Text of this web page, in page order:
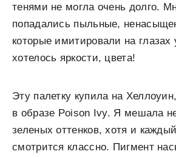
тенями не могла очень долго.
попадались пыльные,
которые имитировали на
хотелось яркости, цвета!
Эту палетку купила на
в образе Poison Ivy. Я мешала
зеленых оттенков, хотя и
смотрится классно. Пигмент